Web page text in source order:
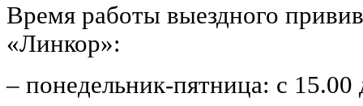
Время работы выездного
«Линкор»:
– понедельник-пятница: с 15.00